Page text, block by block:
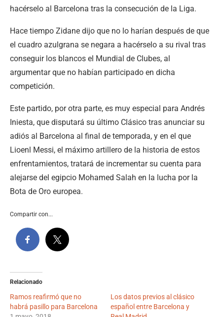
hacérselo al Barcelona tras la consecución de la Liga.
Hace tiempo Zidane dijo que no lo harían después de que
el cuadro azulgrana se negara a hacérselo a su rival tras
conseguir los blancos el Mundial de Clubes, al
argumentar que no habían participado en dicha
competición.
Este partido, por otra parte, es muy especial para Andrés
Iniesta, que disputará su último Clásico tras anunciar su
adiós al Barcelona al final de temporada, y en el que
Lioenl Messi, el máximo artillero de la historia de estos
enfrentamientos, tratará de incrementar su cuenta para
alejarse del egipcio Mohamed Salah en la lucha por la
Bota de Oro europea.
Compartir con...
Relacionado
Ramos reafirmó que no
habrá pasillo para Barcelona
Los datos previos al clásico
español entre Barcelona y